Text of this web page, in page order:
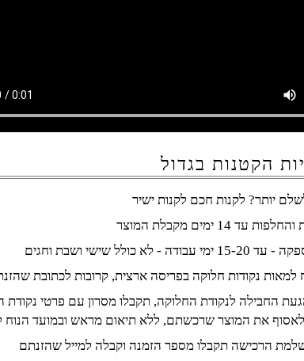
הקטנות בגדול
יותר? לקנות חכם לקנות ישיר
עד 14 ימים מקבלת המוצר
עבודה - לא כולל שישי ושבת וחגים
למאות נקודות חלוקה בפריסה ארצית, קרובות לכתובת
החבילה לנקודת החלוקה, תקבלו מסרון עם פרטי נקודת
לאסוף את המוצר שרכשתם, ללא תיאום מראש ובמועד הנוח
הרכישה תקבלו מספר הזמנה וקבלה למייל שהזנתם